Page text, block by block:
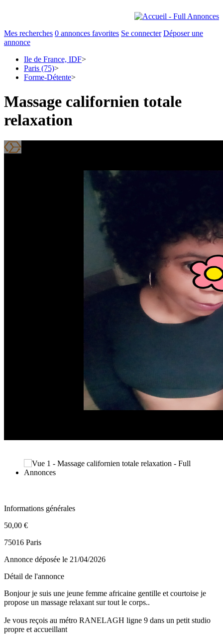
Mes recherches 0 annonces favorites Se connecter Déposer une
annonce
Ile de France, IDF>
Paris (75)>
Forme-Détente>
Massage californien totale
relaxation
Informations générales
50,00 €
75016 Paris
Annonce déposée le 21/04/2026
Détail de l'annonce
Bonjour je suis une jeune femme africaine gentille et courtoise je
propose un massage relaxant sur tout le corps..
Je vous reçois au métro RANELAGH ligne 9 dans un petit studio
propre et accueillant